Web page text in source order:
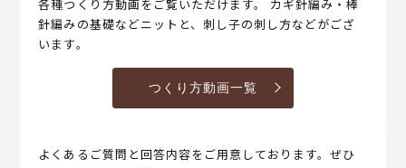
各種つくり方動画をご覧いただけます。 カギ針編み・棒
針編みの基礎などニットと、刺し子の刺し方などがござ
います。
つくり方動画一覧
よくあるご質問と回答内容をご用意しております。ぜひ